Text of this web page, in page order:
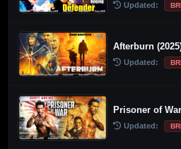
Updated:
Afterburn
Updated:
Prisoner of
Updated: